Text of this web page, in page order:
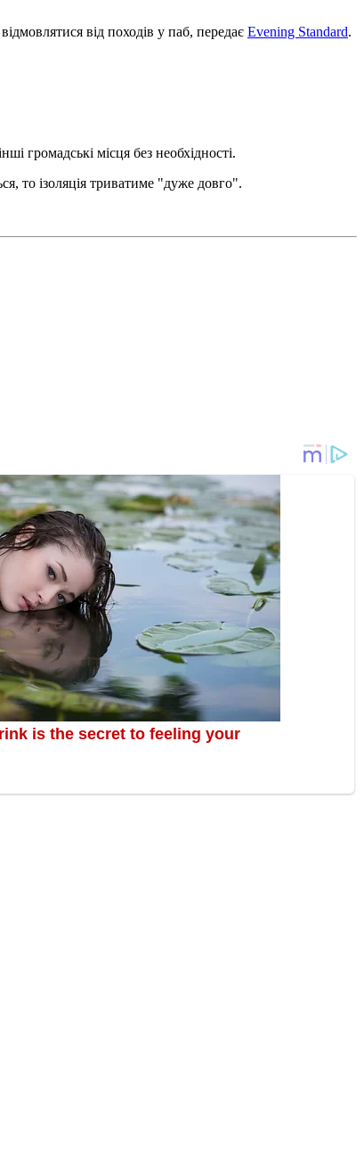
від походів у паб, передає Evening Standard.
громадські місця без необхідності.
то ізоляція триватиме "дуже довго".